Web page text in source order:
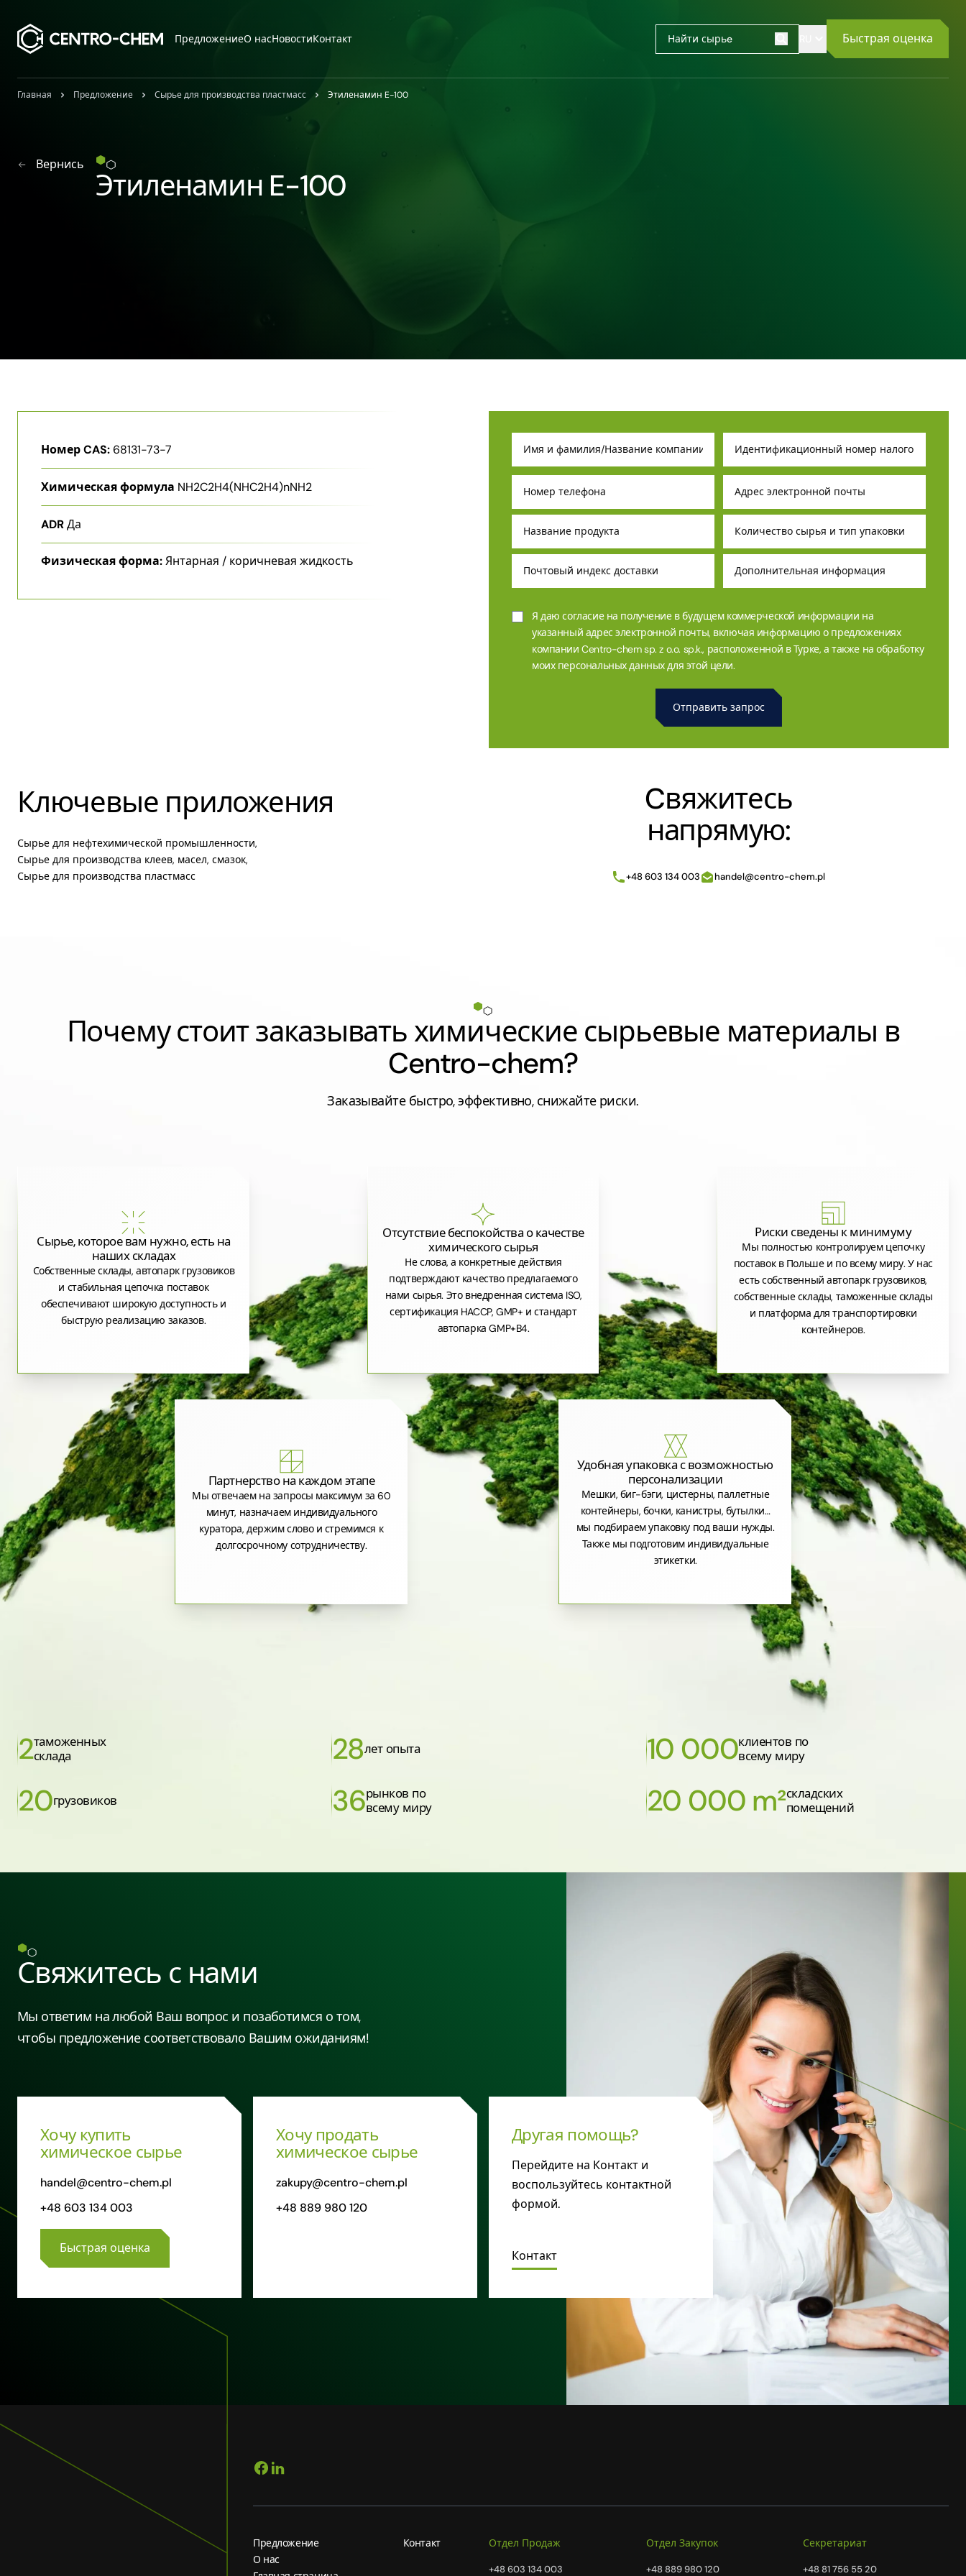
ПредложениеО насНовостиКонтакт Быстрая оценка
Главная Предложение Сырье для производства пластмасс Этиленамин E-100
Вернись
Этиленамин E-100
Номер CAS:68131-73-7
Химическая формула NH2C2H4(NHC2H4)nNH2
ADRДа
Физическая форма:Янтарная / коричневая жидкость
Ключевые приложения
Сырье для нефтехимической промышленности,
Сырье для производства клеев, масел, смазок,
Сырье для производства пластмасс
Я даю согласие на получение в будущем коммерческой информации на
указанный адрес электронной почты, включая информацию о предложениях
компании Centro-chem sp. z o.o. sp.k., расположенной в Турке, а также на обработку
моих персональных данных для этой цели.
Cвяжитесь
напрямую:
+48 603 134 003 handel@centro-chem.pl
Почему стоит заказывать химические сырьевые материалы в
Centro-chem?
Заказывайте быстро, эффективно, снижайте риски.
Сырье, которое вам нужно, есть на
наших складах
Собственные склады, автопарк грузовиков
и стабильная цепочка поставок
обеспечивают широкую доступность и
быструю реализацию заказов.
Отсутствие беспокойства о качестве
химического сырья
Не слова, а конкретные действия
подтверждают качество предлагаемого
нами сырья. Это внедренная система ISO,
сертификация HACCP, GMP+ и стандарт
автопарка GMP+B4.
Риски сведены к минимуму
Мы полностью контролируем цепочку
поставок в Польше и по всему миру. У нас
есть собственный автопарк грузовиков,
собственные склады, таможенные склады
и платформа для транспортировки
контейнеров.
Партнерство на каждом этапе
Мы отвечаем на запросы максимум за 60
минут, назначаем индивидуального
куратора, держим слово и стремимся к
долгосрочному сотрудничеству.
Удобная упаковка с возможностью
персонализации
Мешки, биг-бэги, цистерны, паллетные
контейнеры, бочки, канистры, бутылки…
мы подбираем упаковку под ваши нужды.
Также мы подготовим индивидуальные
этикетки.
2таможенных
склада
28лет опыта 10 000клиентов по
всему миру
20грузовиков 36рынков по
всему миру
20 000 m²складских
помещений
Свяжитесь с нами
Мы ответим на любой Ваш вопрос и позаботимся о том,
чтобы предложение соответствовало Вашим ожиданиям!
Хочу купить
химическое сырье
handel@centro-chem.pl
+48 603 134 003
Быстрая оценка
Хочу продать
химическое сырье
zakupy@centro-chem.pl
+48 889 980 120
Другая помощь?
Перейдите на Контакт и
воспользуйтесь контактной
формой.
Контакт
Предложение
О нас
Контакт Отдел Продаж
+48 603 134 003
Отдел Закупок
+48 889 980 120
Секретариат
+48 81 756 55 20